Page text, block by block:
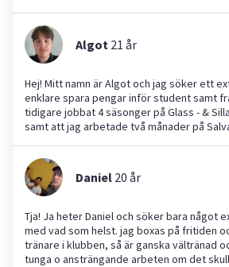
Algot 21 år
Hej! Mitt namn är Algot och jag söker ett
enklare spara pengar inför student samt
tidigare jobbat 4 säsonger på Glass - &
samt att jag arbetade två månader på
naturvetenskapsprogrammet på
Ni ska anlita mig om ni söker någon med
utför jobbet utan klagomål och som
olika arbeten, vilket gör att jag till stor del
nästan vad som helst. Hoppas att ni vill
förhoppningsvis ses snart!!!
Daniel 20 år
Tja! Ja heter Daniel och söker bara något
med vad som helst. jag boxas på fritiden
tränare i klubben, så är ganska vältränad
tunga o ansträngande arbeten om det